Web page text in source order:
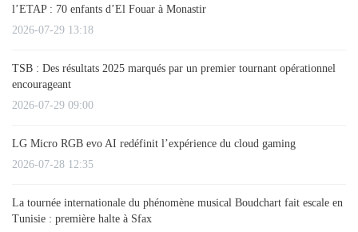
l’ETAP : 70 enfants d’El Fouar à Monastir
2026-07-29 13:18
TSB : Des résultats 2025 marqués par un premier tournant opérationnel
encourageant
2026-07-29 09:00
LG Micro RGB evo AI redéfinit l’expérience du cloud gaming
2026-07-28 12:35
La tournée internationale du phénomène musical Boudchart fait escale en
Tunisie : première halte à Sfax